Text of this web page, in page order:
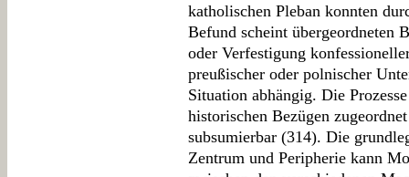
katholischen Pleban konnten
Befund scheint übergeordneten
oder Verfestigung
preußischer oder polnischer
Situation abhängig. Die
historischen Bezügen
subsumierbar (314). Die
Zentrum und Peripherie kann